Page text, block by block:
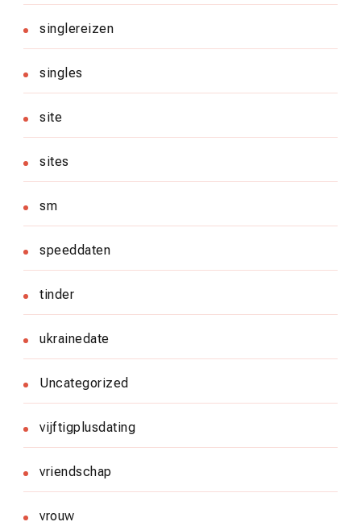
singlereizen
singles
site
sites
sm
speeddaten
tinder
ukrainedate
Uncategorized
vijftigplusdating
vriendschap
vrouw